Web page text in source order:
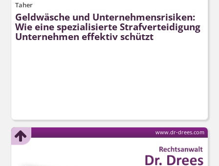
Taher
Geldwäsche und Unternehmensrisiken:
Wie eine spezialisierte Strafverteidigung
Unternehmen effektiv schützt
www.dr-drees.com